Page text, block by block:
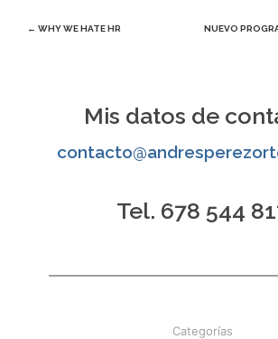
Navegación
← WHY WE HATE HR NUEVO
Mis datos de
Tel. 678 544
Categorías